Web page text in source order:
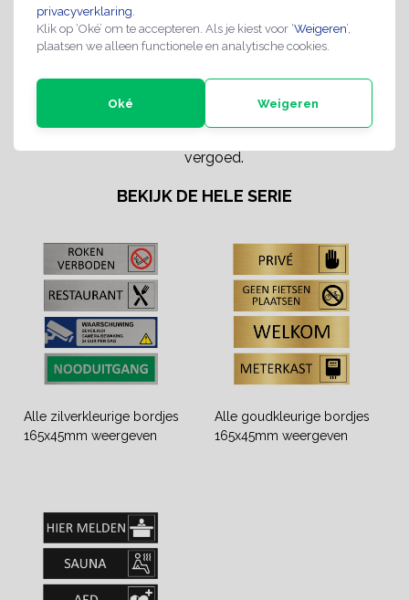
privacyverklaring.
Klik op ‘Oké’ om te accepteren. Als je kiest voor ‘Weigeren’,
plaatsen we alleen functionele en analytische cookies.
Oké Weigeren
Bedrukking:
Uitvoering bord:
Los bord met 3M-Tape
14 dagen recht van retour, je
dient wel de producten
gefrankeerd te retourneren.
vergoed.
BEKIJK DE HELE SERIE
Alle zilverkleurige bordjes
165x45mm weergeven
Alle goudkleurige bordjes
165x45mm weergeven